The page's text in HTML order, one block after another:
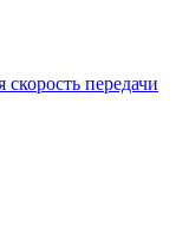
передачи